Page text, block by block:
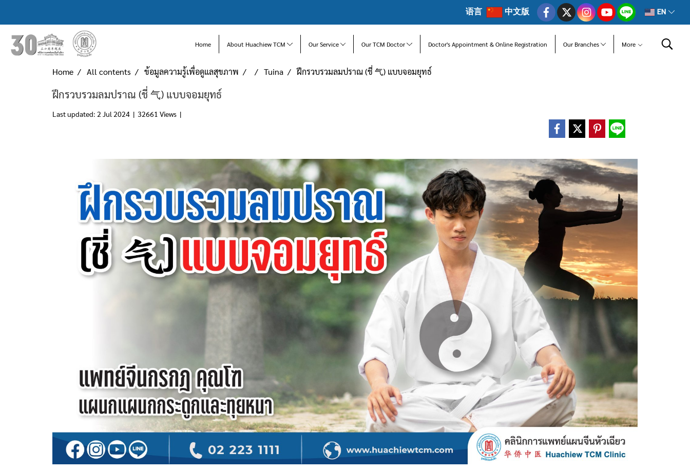
语言 中文版 EN
Home About Huachiew TCM Our Service Our TCM Doctor Doctor's Appointment & Online Registration Our Branches More
Home All contents ข้อมูลความรู้เพื่อดูแลสุขภาพ Tuina ฝึกรวบรวมลมปราณ (ชี่ 气) แบบจอมยุทธ์
ฝึกรวบรวมลมปราณ (ชี่ 气) แบบจอมยุทธ์
Last updated: 2 Jul 2024 | 32661 Views |